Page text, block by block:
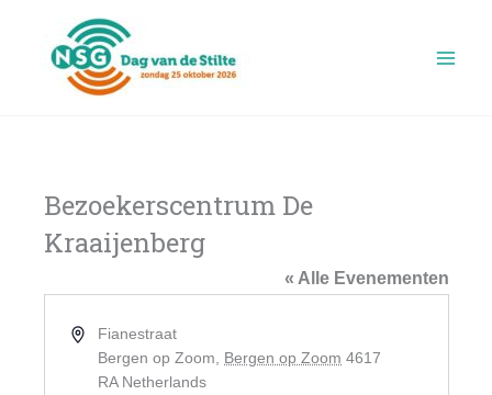
Bezoekerscentrum De
Kraaijenberg
« Alle Evenementen
AdresFianestraat
Bergen op Zoom
Bergen op Zoom 4617
RA Netherlands